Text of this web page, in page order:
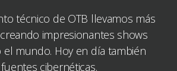
técnico de OTB llevamos más
impresionantes shows
mundo. Hoy en día también
cibernéticas.